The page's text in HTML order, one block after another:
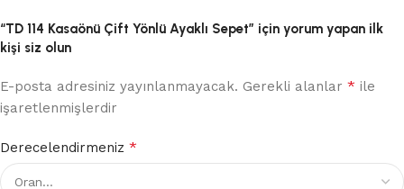
“TD 114 Kasaönü Çift Yönlü Ayaklı Sepet” için yorum yapan ilk
kişi siz olun
E-posta adresiniz yayınlanmayacak. Gerekli alanlar * ile
işaretlenmişlerdir
Derecelendirmeniz *